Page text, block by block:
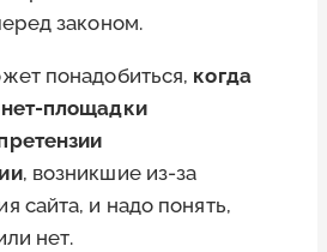
законом.
понадобиться, когда
площадки
, возникшие из-за
сайта, и надо понять,
нет.